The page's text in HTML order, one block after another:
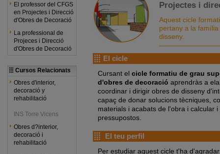
El professor del CFGS
en Projectes i Direcció
d'Obres de Decoració
La professional de
Projeces i Direcció
d'Obres de Decoració
Cursos Relacionats
Obres d'interior,
decoració y
rehabilitació
INS Torre Vicens
Obres d?interior,
decoració i
rehabilitació
Projectes i
Aquest cicle
pertany a la
disseny.
El cicle
Cursant el cicle formatiu de grau
d'obres de decoració aprendràs a
coordinar i dirigir obres de disseny
capaç de donar solucions tècniques,
materials i acabats de l'obra i calcular
pressupostos.
El teu perfil
Per estudiar aquest cicle t'ha d'agradar